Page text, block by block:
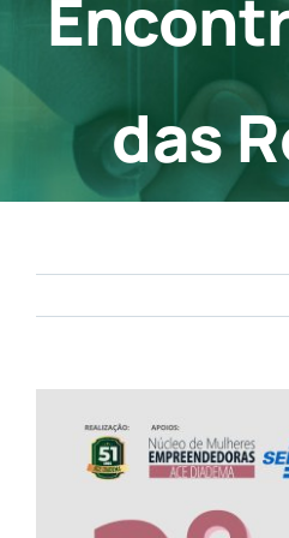
Contato
das
Larger
Image